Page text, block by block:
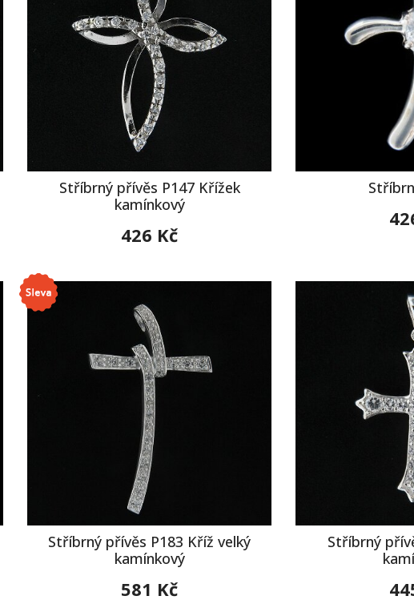
Stříbrný přívěs P147 Křížek
kamínkový
426 Kč
Stříbrný přívěs P183 Kříž velký
kamínkový
581 Kč
Stříbrný